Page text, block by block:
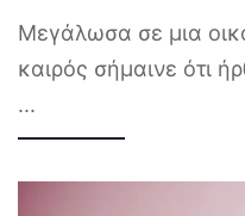
Μεγάλωσα σε μια
καιρός σήμαινε ότι
...